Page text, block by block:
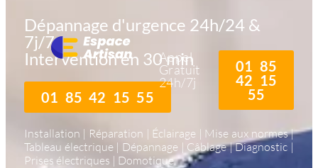
Appel
Gratuit
24h/7j
01 85
42 15
55
Dépannage d'urgence 24h/24 &
7j/7
Intervention en 30 min
01 85 42 15 55
Installation | Réparation | Éclairage | Mise aux normes |
Tableau électrique | Dépannage | Câblage | Diagnostic |
Prises électriques | Domotique